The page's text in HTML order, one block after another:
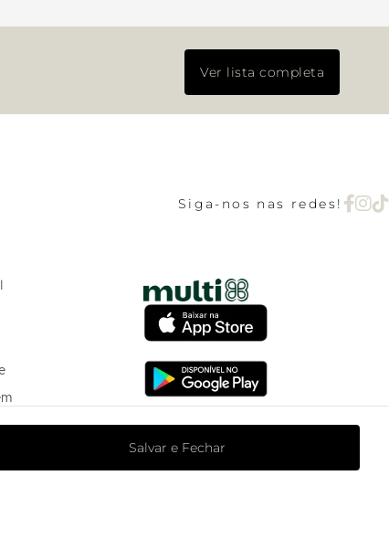
Ver lista completa
Siga-nos nas redes!
de
Salvar e Fechar